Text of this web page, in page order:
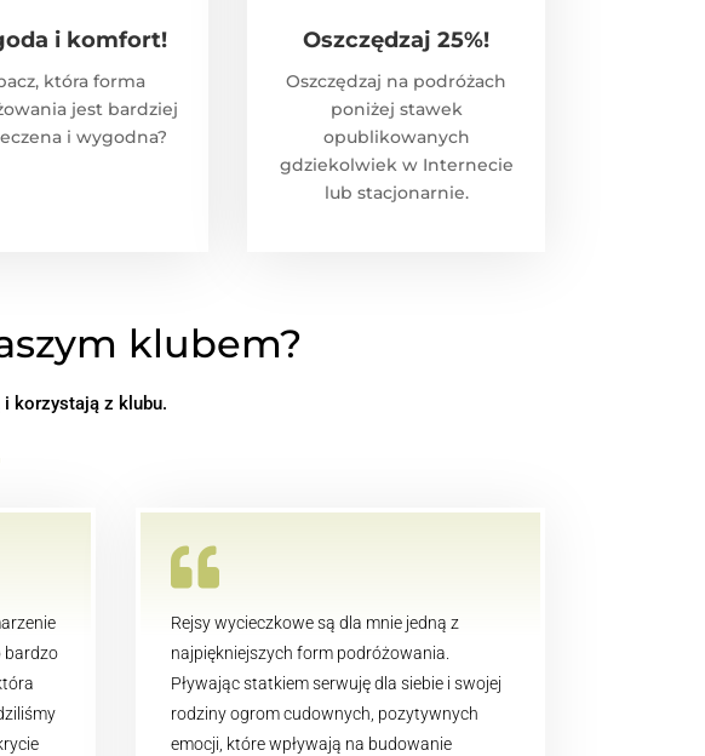
i komfort!
która forma
jest bardziej
i wygodna?
Oszczędzaj 25%!
Oszczędzaj na podróżach
poniżej stawek
opublikowanych
gdziekolwiek w Internecie
lub stacjonarnie.
klubem?
i korzystają z klubu.
bardzo

Rejsy wycieczkowe są dla mnie jedną z
najpiękniejszych form podróżowania.
Pływając statkiem serwuję dla siebie i swojej
rodziny ogrom cudownych, pozytywnych
emocji, które wpływają na budowanie